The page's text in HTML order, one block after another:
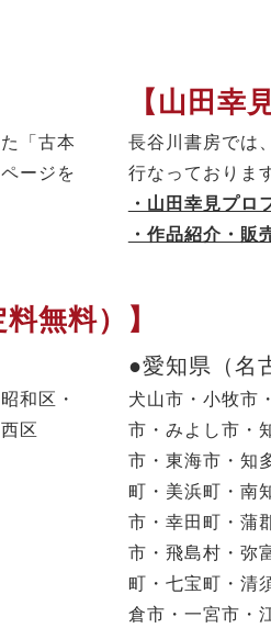
「古本
ージを
【山田幸
長谷川書房では
行なっております
・山田幸見プロ
・作品紹介・販
無料）】
和区・
区
●愛知県（名
犬山市・小牧市
市・みよし市・
市・東海市・知
町・美浜町・南
市・幸田町・蒲
市・飛島村・弥
町・七宝町・清
倉市・一宮市・